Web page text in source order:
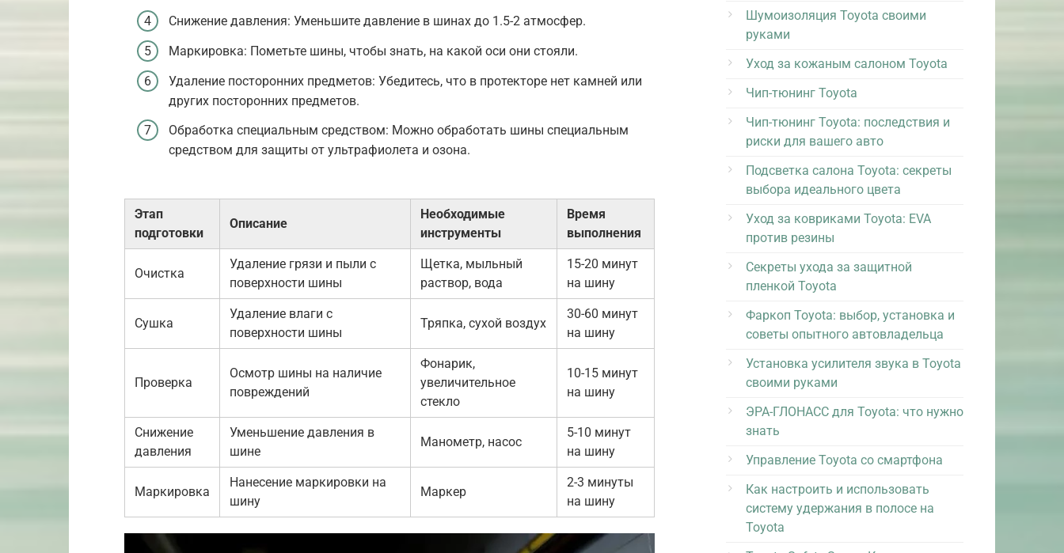
Снижение давления: Уменьшите давление в шинах до 1.5-2 атмосфер.
Маркировка: Пометьте шины, чтобы знать, на какой оси они стояли.
Удаление посторонних предметов: Убедитесь, что в протекторе нет камней или
других посторонних предметов.
Обработка специальным средством: Можно обработать шины специальным
средством для защиты от ультрафиолета и озона.
Этап
подготовки
Описание
Необходимые
инструменты
Время
выполнения
Очистка
Удаление грязи и пыли с
поверхности шины
Щетка, мыльный
раствор, вода
15-20 минут
на шину
Сушка
Удаление влаги с
поверхности шины
Тряпка, сухой воздух
30-60 минут
на шину
Проверка
Осмотр шины на наличие
повреждений
Фонарик,
увеличительное
стекло
10-15 минут
на шину
Снижение
давления
Уменьшение давления в
шине
Манометр, насос
5-10 минут
на шину
Маркировка
Нанесение маркировки на
шину
Маркер
2-3 минуты
на шину
Шумоизоляция Toyota своими
руками
Уход за кожаным салоном Toyota
Чип-тюнинг Toyota
Чип-тюнинг Toyota: последствия и
риски для вашего авто
Подсветка салона Toyota: секреты
выбора идеального цвета
Уход за ковриками Toyota: EVA
против резины
Секреты ухода за защитной
пленкой Toyota
Фаркоп Toyota: выбор, установка и
советы опытного автовладельца
Установка усилителя звука в Toyota
своими руками
ЭРА-ГЛОНАСС для Toyota: что нужно
знать
Управление Toyota со смартфона
Как настроить и использовать
систему удержания в полосе на
Toyota